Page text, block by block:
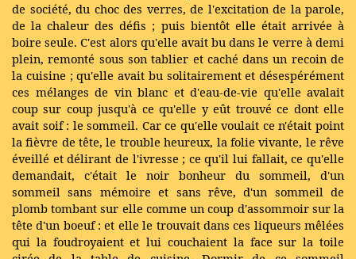
de société, du choc des verres, de l'excitation de la parole,
de la chaleur des défis ; puis bientôt elle était arrivée à
boire seule. C'est alors qu'elle avait bu dans le verre à demi
plein, remonté sous son tablier et caché dans un recoin de
la cuisine ; qu'elle avait bu solitairement et désespérément
ces mélanges de vin blanc et d'eau-de-vie qu'elle avalait
coup sur coup jusqu'à ce qu'elle y eût trouvé ce dont elle
avait soif : le sommeil. Car ce qu'elle voulait ce n'était point
la fièvre de tête, le trouble heureux, la folie vivante, le rêve
éveillé et délirant de l'ivresse ; ce qu'il lui fallait, ce qu'elle
demandait, c'était le noir bonheur du sommeil, d'un
sommeil sans mémoire et sans rêve, d'un sommeil de
plomb tombant sur elle comme un coup d'assommoir sur la
tête d'un boeuf : et elle le trouvait dans ces liqueurs mêlées
qui la foudroyaient et lui couchaient la face sur la toile